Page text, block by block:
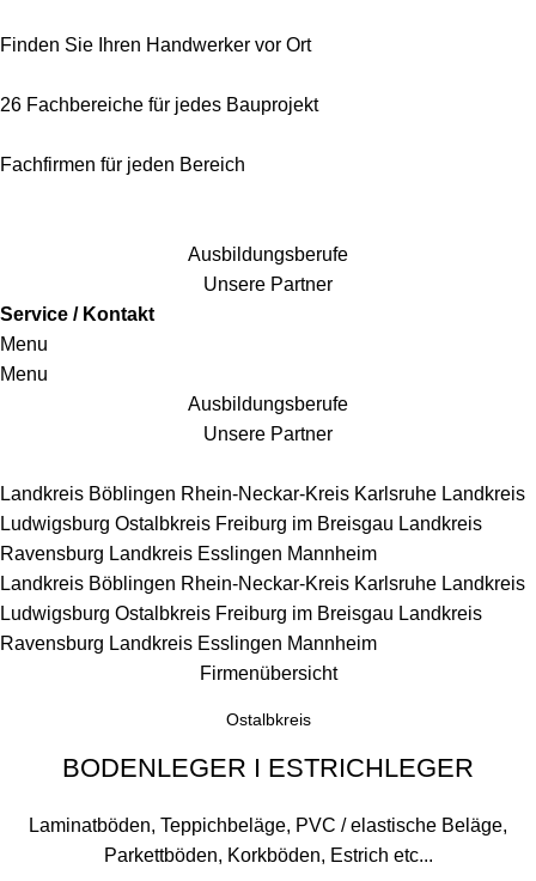
Finden Sie Ihren Handwerker vor Ort
26 Fachbereiche für jedes Bauprojekt
Fachfirmen für jeden Bereich
Ausbildungsberufe
Unsere Partner
Service / Kontakt
Menu
Menu
Ausbildungsberufe
Unsere Partner
Landkreis Böblingen Rhein-Neckar-Kreis Karlsruhe Landkreis
Ludwigsburg Ostalbkreis Freiburg im Breisgau Landkreis
Ravensburg Landkreis Esslingen Mannheim
Landkreis Böblingen Rhein-Neckar-Kreis Karlsruhe Landkreis
Ludwigsburg Ostalbkreis Freiburg im Breisgau Landkreis
Ravensburg Landkreis Esslingen Mannheim
Firmenübersicht
Ostalbkreis
BODENLEGER I ESTRICHLEGER
Laminatböden, Teppichbeläge, PVC / elastische Beläge,
Parkettböden, Korkböden, Estrich etc...